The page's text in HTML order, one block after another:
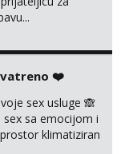
vatreno ❤️
sex usluge 🙈
sa emocijom i
klimatiziran